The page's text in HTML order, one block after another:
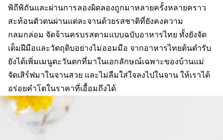
พิถีพิถันและผ่านการลองผิดลองถูกมาหลายครั้งหลายคราว
สะท้อนตัวตนผ่านแต่ละจานด้วยรสชาติที่ยังคงความ
กลมกล่อม จัดจ้านครบรสตามแบบฉบับอาหารไทย ทั้งยังจัด
เต็มฝีมือและวัตถุดิบอย่างไม่ออมมือ จากอาหารไทยต้นตำรับ
ยังได้เพิ่มเมนูตะวันตกที่มาในเอกลักษณ์เฉพาะของบ้านแม่
จัดเสิร์ฟมาในจานสวย และไม่ลืมใส่ใจลงไปในจาน ให้เราได้
อร่อยคำโตในราคาที่เอื้อมถึงได้